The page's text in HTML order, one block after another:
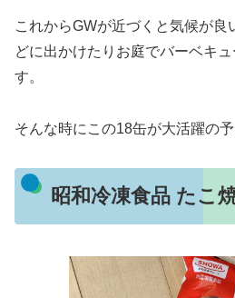
これからGWが近づくと気候が良
どに出かけたりお庭でバーベキ
す。
そんな時にこの18缶が大活躍の
昭和冷凍食品 たこ